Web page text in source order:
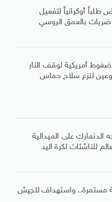
أوكرانياً لتفعيل
بالعمق الروسي
ضغوط أمريكية لوقف النار
لنزع سلاح حماس
الدنمارك على الميدالية
للناشئات لكرة اليد
مستمرة.. واستهداف للجيش